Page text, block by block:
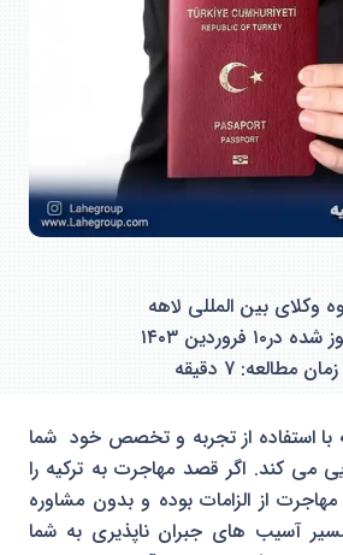
وکلای بین المللی لاهه
شده در۱۰ فروردین ۱۴۰۳
زمان مطالعه: 7 دقیقه
با استفاده از تجربه و تخصص خود شما
می کند. اگر قصد مهاجرت به ترکیه را
از الزامات بوده و بدون مشاوره
آسیب های جبران ناپذیری به شما